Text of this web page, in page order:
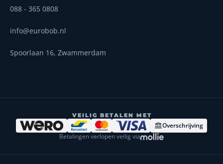
088 - 365 0808
info@eurobob.nl
Spoorlaan 16, Zwammerdam
VEILIG BETALEN MET
Overschrijving
Betalingen verlopen veilig via